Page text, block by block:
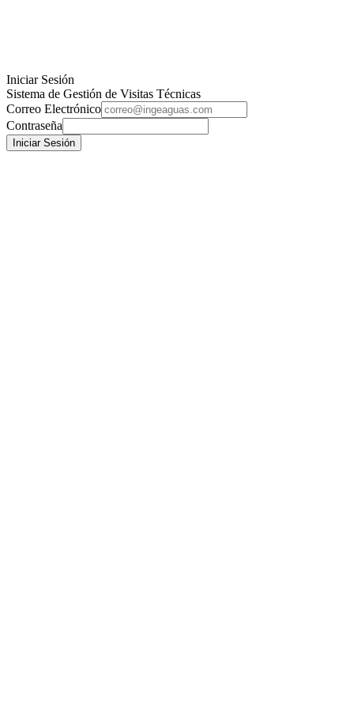
Iniciar Sesión
Sistema de Gestión de Visitas Técnicas
Correo Electrónico
Contraseña
Iniciar Sesión